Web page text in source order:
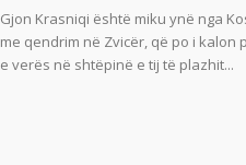
Gjon Krasniqi është miku ynë nga
me qendrim në Zvicër, që po i kalon
e verës në shtëpinë e tij të plazhit...